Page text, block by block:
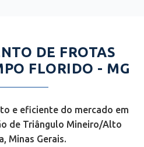
DE FROTAS
FLORIDO - MG
e eficiente do mercado em
de Triângulo Mineiro/Alto
Minas Gerais.